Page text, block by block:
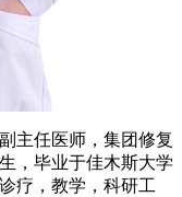
任医师，集团修复
，毕业于佳木斯大学
疗，教学，科研工